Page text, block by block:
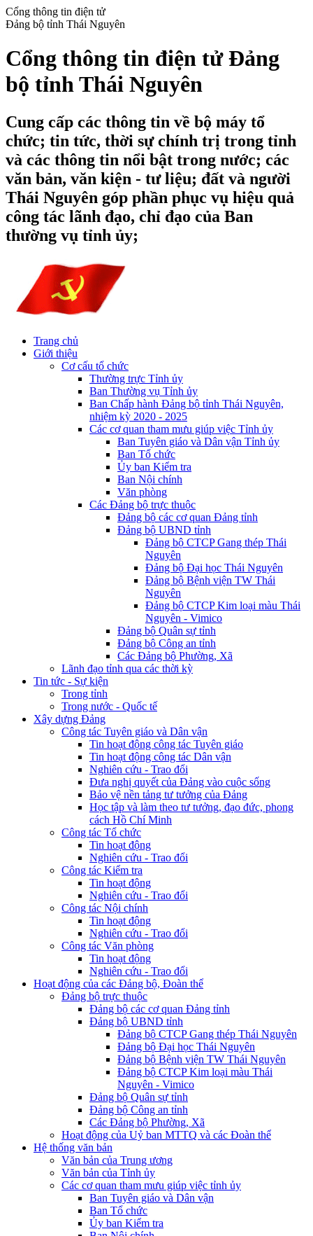
Cổng thông tin điện tử
Đảng bộ tỉnh Thái Nguyên
Cổng thông tin điện tử Đảng
bộ tỉnh Thái Nguyên
Cung cấp các thông tin về bộ máy tổ
chức; tin tức, thời sự chính trị trong tỉnh
và các thông tin nổi bật trong nước; các
văn bản, văn kiện - tư liệu; đất và người
Thái Nguyên góp phần phục vụ hiệu quả
công tác lãnh đạo, chỉ đạo của Ban
thường vụ tỉnh ủy;
Trang chủ
Giới thiệu
Cơ cấu tổ chức
Thường trực Tỉnh ủy
Ban Thường vụ Tỉnh ủy
Ban Chấp hành Đảng bộ tỉnh Thái Nguyên,
nhiệm kỳ 2020 - 2025
Các cơ quan tham mưu giúp việc Tỉnh ủy
Ban Tuyên giáo và Dân vận Tỉnh ủy
Ban Tổ chức
Ủy ban Kiểm tra
Ban Nội chính
Văn phòng
Các Đảng bộ trực thuộc
Đảng bộ các cơ quan Đảng tỉnh
Đảng bộ UBND tỉnh
Đảng bộ CTCP Gang thép Thái
Nguyên
Đảng bộ Đại học Thái Nguyên
Đảng bộ Bệnh viện TW Thái
Nguyên
Đảng bộ CTCP Kim loại màu Thái
Nguyên - Vimico
Đảng bộ Quân sự tỉnh
Đảng bộ Công an tỉnh
Các Đảng bộ Phường, Xã
Lãnh đạo tỉnh qua các thời kỳ
Tin tức - Sự kiện
Trong tỉnh
Trong nước - Quốc tế
Xây dựng Đảng
Công tác Tuyên giáo và Dân vận
Tin hoạt động công tác Tuyên giáo
Tin hoạt động công tác Dân vận
Nghiên cứu - Trao đổi
Đưa nghị quyết của Đảng vào cuộc sống
Bảo vệ nền tảng tư tưởng của Đảng
Học tập và làm theo tư tưởng, đạo đức, phong
cách Hồ Chí Minh
Công tác Tổ chức
Tin hoạt động
Nghiên cứu - Trao đổi
Công tác Kiểm tra
Tin hoạt động
Nghiên cứu - Trao đổi
Công tác Nội chính
Tin hoạt động
Nghiên cứu - Trao đổi
Công tác Văn phòng
Tin hoạt động
Nghiên cứu - Trao đổi
Hoạt động của các Đảng bộ, Đoàn thể
Đảng bộ trực thuộc
Đảng bộ các cơ quan Đảng tỉnh
Đảng bộ UBND tỉnh
Đảng bộ CTCP Gang thép Thái Nguyên
Đảng bộ Đại học Thái Nguyên
Đảng bộ Bệnh viện TW Thái Nguyên
Đảng bộ CTCP Kim loại màu Thái
Nguyên - Vimico
Đảng bộ Quân sự tỉnh
Đảng bộ Công an tỉnh
Các Đảng bộ Phường, Xã
Hoạt động của Uỷ ban MTTQ và các Đoàn thể
Hệ thống văn bản
Văn bản của Trung ương
Văn bản của Tỉnh ủy
Các cơ quan tham mưu giúp việc tỉnh ủy
Ban Tuyên giáo và Dân vận
Ban Tổ chức
Ủy ban Kiểm tra